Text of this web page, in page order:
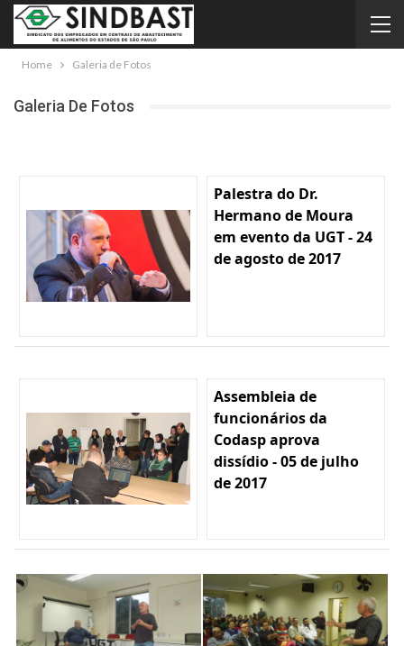
Home Galeria de Fotos
Galeria De Fotos
Palestra do Dr.
Hermano de Moura
em evento da UGT - 24
de agosto de 2017
Assembleia de
funcionários da
Codasp aprova
dissídio - 05 de julho
de 2017